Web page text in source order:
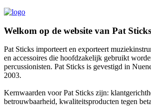
Welkom op de website van Pat Sticks
Pat Sticks importeert en exporteert
en accessoires die hoofdzakelijk gebruikt
percussionisten. Pat Sticks is gevestigd in
2003.
Kernwaarden voor Pat Sticks zijn:
betrouwbaarheid, kwaliteitsproducten tegen